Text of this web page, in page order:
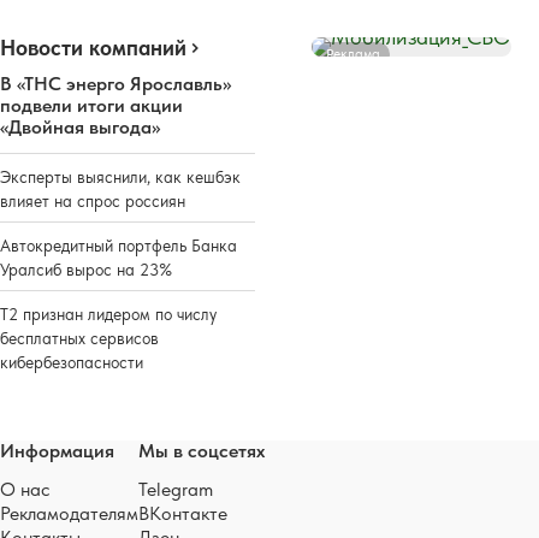
Новости компаний
В «ТНС энерго Ярославль»
подвели итоги акции
«Двойная выгода»
Эксперты выяснили, как кешбэк
влияет на спрос россиян
Автокредитный портфель Банка
Уралсиб вырос на 23%
Т2 признан лидером по числу
бесплатных сервисов
кибербезопасности
Реклама
Информация
О нас
Рекламодателям
Мы в соцсетях
Telegram
ВКонтакте